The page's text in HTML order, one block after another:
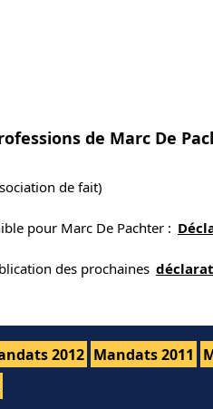
de Marc De
de fait)
pour Marc De Pachter :
des prochaines
2012 Mandats 2011